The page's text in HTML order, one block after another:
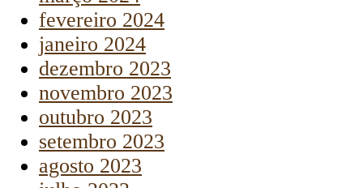
fevereiro 2024
janeiro 2024
dezembro 2023
novembro 2023
outubro 2023
setembro 2023
agosto 2023